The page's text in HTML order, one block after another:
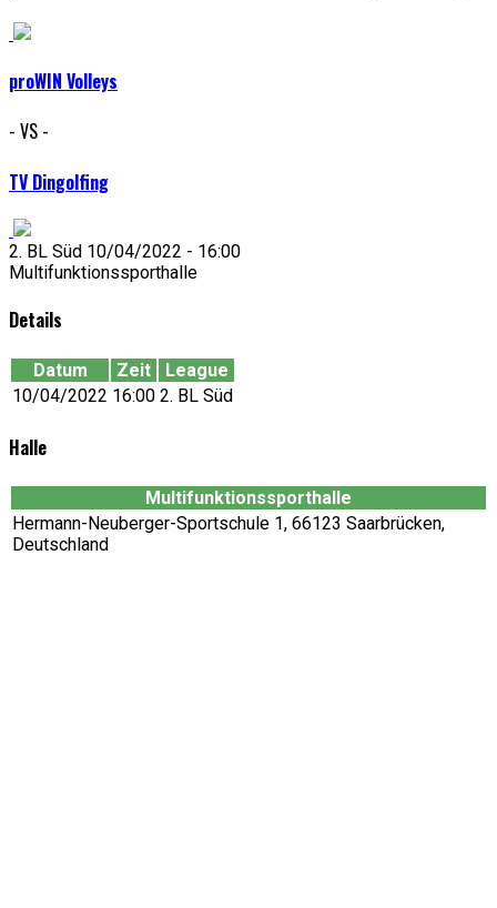
proWIN Volleys
- VS -
TV Dingolfing
2. BL Süd 10/04/2022 - 16:00
Multifunktionssporthalle
Details
Datum Zeit
League
10/04/2022 16:00 2. BL Süd
Halle
Multifunktionssporthalle
Hermann-Neuberger-Sportschule 1, 66123 Saarbrücken,
Deutschland